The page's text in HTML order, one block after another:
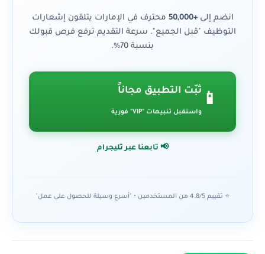
انضم إلى+50,000
محترف في الإمارات يتلقون إشعارات
التوظيف "قبل الجميع". سرعة التقديم ترفع فرص قبولك
بنسبة 70%.
📱
ثبّت التطبيق مجاناً
واستقبل تنبيهات "VIP" فورية
📢 تابعنا عبر تليجرام
⭐ تقييم 4.8/5 من المستخدمين • "أسرع وسيلة للحصول على عمل"